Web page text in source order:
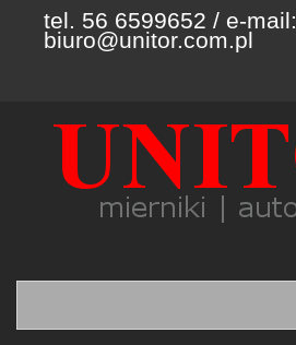
tel. 56 6599652 / e-mail:
biuro@unitor.com.pl